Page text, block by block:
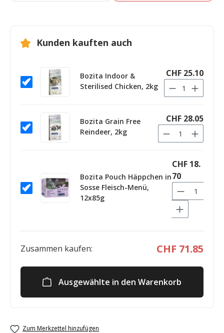
Kunden kauften auch
Bozita Indoor &
Sterilised Chicken, 2kg
CHF 25.10
Bozita Grain Free
Reindeer, 2kg
CHF 28.05
Bozita Pouch Häppchen in
Sosse Fleisch-Menü,
12x85g
CHF 18.
70
Zusammen kaufen: CHF 71.85
Ausgewählte in den Warenkorb
Zum Merkzettel hinzufügen